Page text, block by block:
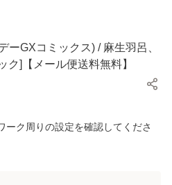
ーGXコミックス) / 麻生羽呂、
ク]【メール便送料無料】
ーク周りの設定を確認してくださ